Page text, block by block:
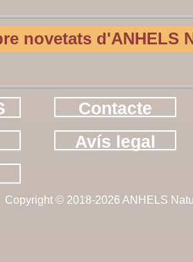
novetats d'ANHELS
Contacte
Avís legal
Copyright © 2018-2026 ANHELS